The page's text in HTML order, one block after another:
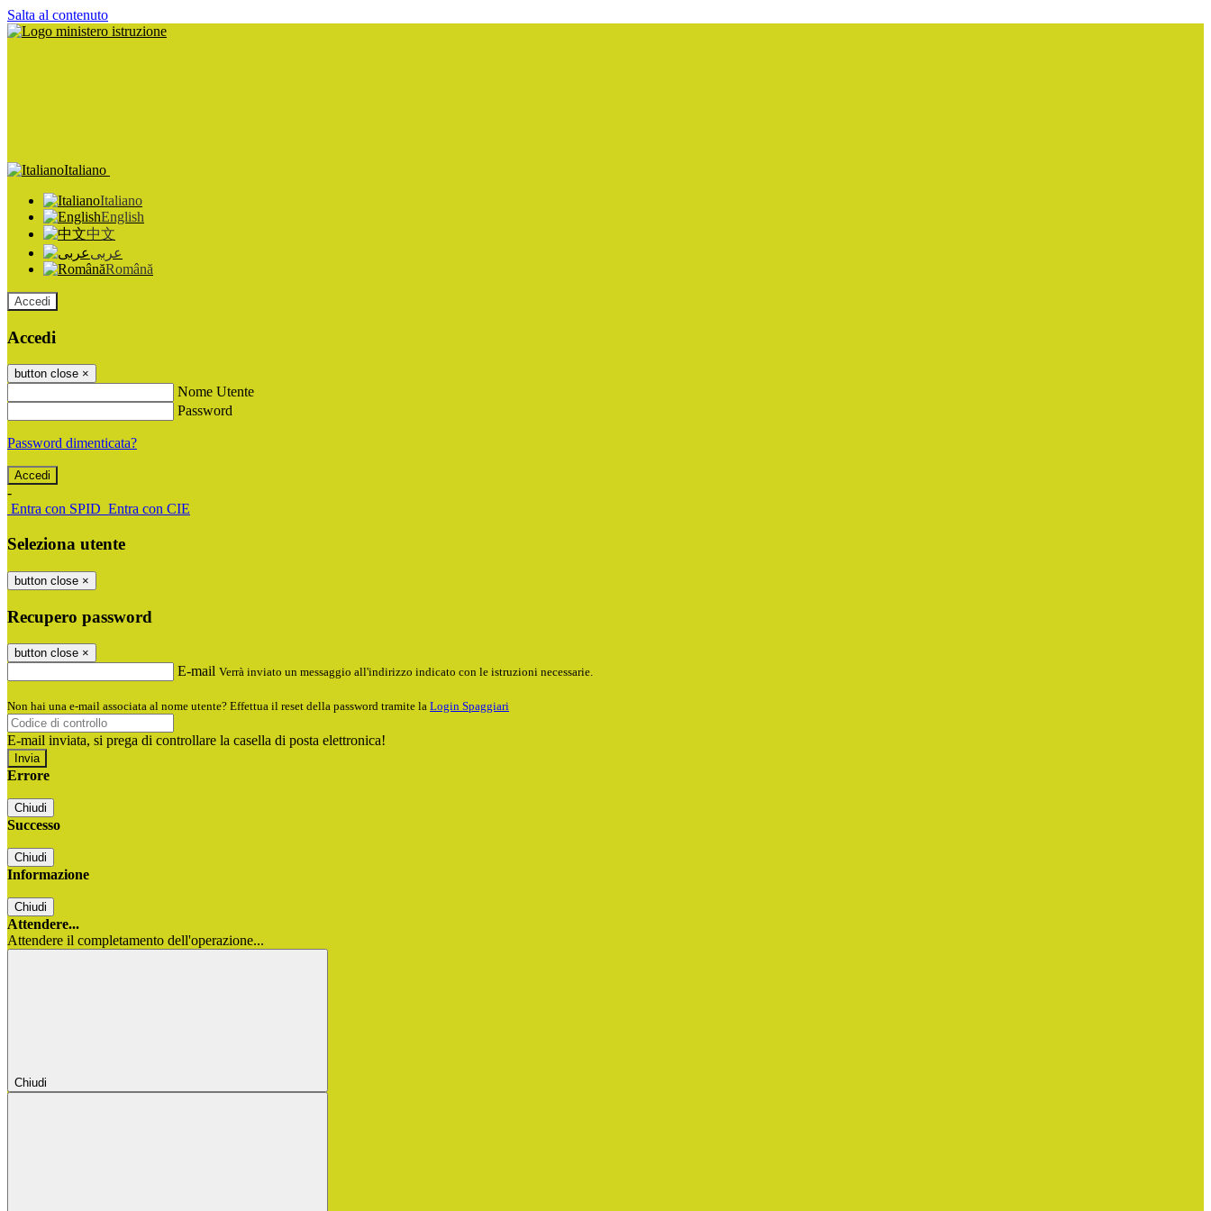
Salta al contenuto
Italiano
Italiano
English
中文
عربى
Română
Accedi
Accedi
button close ×
Nome Utente
Password
Password dimenticata?
-
Entra con SPID Entra con CIE
Seleziona utente
button close ×
Recupero password
button close ×
E-mail Verrà inviato un messaggio all'indirizzo indicato con le istruzioni necessarie.
Non hai una e-mail associata al nome utente? Effettua il reset della password tramite la Login Spaggiari
E-mail inviata, si prega di controllare la casella di posta elettronica!
Errore
Chiudi
Successo
Chiudi
Informazione
Chiudi
Attendere...
Attendere il completamento dell'operazione...
Chiudi